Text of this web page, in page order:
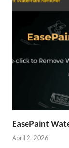
EasePaint
April 2, 2026